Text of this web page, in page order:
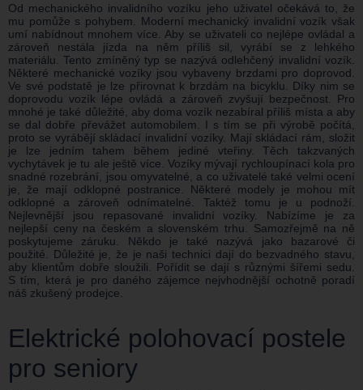
Od mechanického invalidního vozíku jeho uživatel očekává to, že
mu pomůže s pohybem. Moderní mechanický invalidní vozík však
umí nabídnout mnohem více. Aby se uživateli co nejlépe ovládal a
zároveň nestála jízda na něm příliš sil, vyrábí se z lehkého
materiálu. Tento zmíněný typ se nazývá odlehčený invalidní vozík.
Některé mechanické vozíky jsou vybaveny brzdami pro doprovod.
Ve své podstatě je lze přirovnat k brzdám na bicyklu. Díky nim se
doprovodu vozík lépe ovládá a zároveň zvyšují bezpečnost. Pro
mnohé je také důležité, aby doma vozík nezabíral příliš místa a aby
se dal dobře převážet automobilem. I s tím se při výrobě počítá,
proto se vyrábějí skládací invalidní vozíky. Mají skládací rám, složit
je lze jedním tahem během jediné vteřiny. Těch takzvaných
vychytávek je tu ale ještě více. Vozíky mývají rychloupínací kola pro
snadné rozebrání, jsou omyvatelné, a co uživatelé také velmi ocení
je, že mají odklopné postranice. Některé modely je mohou mít
odklopné a zároveň odnímatelné. Taktéž tomu je u podnoží.
Nejlevnější jsou repasované invalidní vozíky. Nabízíme je za
nejlepší ceny na českém a slovenském trhu. Samozřejmě na ně
poskytujeme záruku. Někdo je také nazývá jako bazarové či
použité. Důležité je, že je naši technici dají do bezvadného stavu,
aby klientům dobře sloužili. Pořídit se dají s různými šířemi sedu.
S tím, která je pro daného zájemce nejvhodnější ochotně poradí
náš zkušený prodejce.
Elektrické polohovací postele
pro seniory